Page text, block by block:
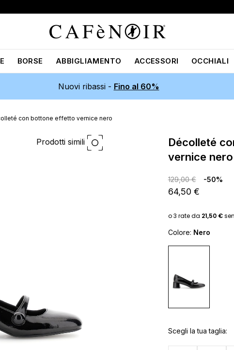
BORSE ABBIGLIAMENTO ACCESSORI OCCHIALI
Nuovi ribassi - Fino al 60%
con bottone effetto vernice nero
Prodotti simili
décolleté con bottone effetto
vernice nero
129,00 € -50%
64,50 €
Colore: Nero
Scegli la tua taglia